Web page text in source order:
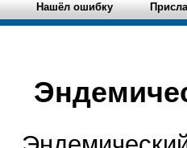
Нашёл ошибку